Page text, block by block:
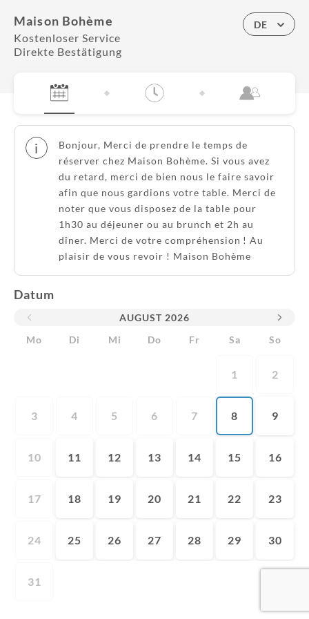
Maison Bohème
Kostenloser Service
Direkte Bestätigung
DE
i
Bonjour, Merci de prendre le temps de
réserver chez Maison Bohème. Si vous avez
du retard, merci de bien nous le faire savoir
afin que nous gardions votre table. Merci de
noter que vous disposez de la table pour
1h30 au déjeuner ou au brunch et 2h au
dîner. Merci de votre compréhension ! Au
plaisir de vous revoir ! Maison Bohème
Datum
AUGUST 2026
Mo
Di Mi Do Fr Sa So
1 2
3 4 5 6 7 8 9
10 11 12 13 14 15 16
17 18 19 20 21 22 23
24 25 26 27 28 29 30
31